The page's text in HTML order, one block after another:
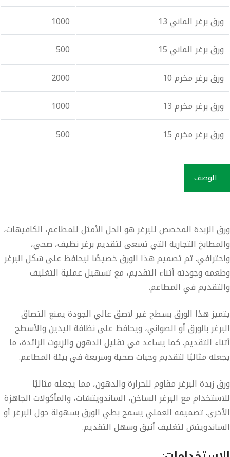
ورق برغر الماني 13
1000
ورق برغر الماني 15
500
ورق برغر مخرم 10
2000
ورق برغر مخرم 13
1000
ورق برغر مخرم 15
500
الوصف
ورق الزبدة المخصص للبرغر هو الحل الأمثل للمطاعم، الكافيهات،
والمطابخ التجارية التي تسعى لتقديم برغر نظيف، صحي،
واحترافي. تم تصميم هذا الورق خصيصًا ليحافظ على شكل البرغر
وطعمه وجودته أثناء التقديم، مع تسهيل عملية التغليف
والتقديم في المطاعم.
يتميز هذا الورق بسطحغير لاصق عالي الجودةيمنع التصاق
البرغر بالورق أو الصواني، ويحافظ على نظافة اليدين والأسطح
أثناء التقديم. كما يساعد فيتقليل الدهون والزيوت الزائدة، ما
يجعله مثاليًا لتقديم وجبات صحية وسريعة في بيئة المطاعم.
ورق زبدة البرغر مقاوم للحرارة والدهون، مما يجعله مثاليًا
للاستخدام مع البرغر الساخن، الساندويتشات، والمأكولات الجاهزة
الأخرى. تصميمه العملي يسمح بطي الورق بسهولة حول البرغر أو
الساندويتش لتغليف أنيق وسهل التقديم.